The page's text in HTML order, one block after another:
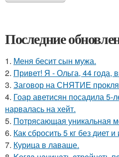
Последние
1. Меня бесит сын мужа.
2. Привет! Я - Ольга, 44 года,
3. Заговор на СНЯТИЕ
4. Гоар аветисян посадила 5-
нарвалась на хейт.
5. Потрясающая уникальная
6. Как сбросить 5 кг без диет
7. Курица в лаваше.